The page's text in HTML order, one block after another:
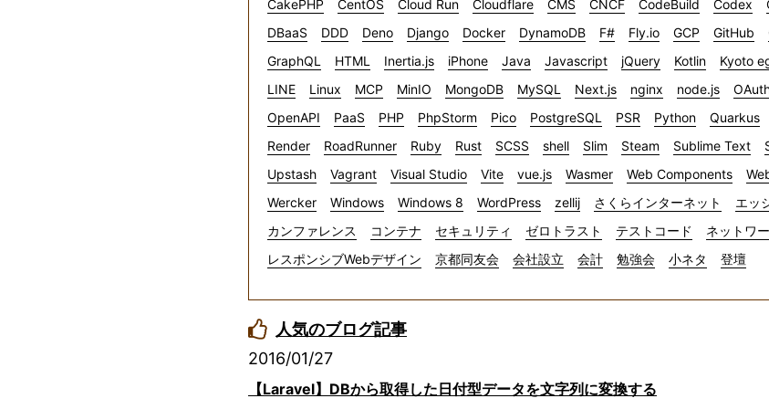
CakePHP CentOS Cloud Run Cloudflare CMS CNCF CodeBuild Codex
DBaaS
DDD Deno Django Docker DynamoDB F# Fly.io GCP GitHub
GraphQL
HTML Inertia.js iPhone Java Javascript jQuery Kotlin Kyoto
LINE
Linux MCP MinIO MongoDB MySQL Next.js nginx node.js
OpenAPI
PaaS PHP PhpStorm Pico PostgreSQL PSR Python Quarkus
Render
RoadRunner Ruby Rust SCSS shell Slim Steam Sublime Text
Upstash
Vagrant Visual Studio Vite vue.js Wasmer Web Components
Wercker
Windows Windows 8 WordPress zellij さくらインターネット
エッ
カンファレンス
コンテナ セキュリティ ゼロトラスト テストコード ネットワ
レスポンシブWebデザイン
京都同友会 会社設立 会計 勉強会 小ネタ 登壇
人気のブログ記事
2016/01/27
【Laravel】DBから取得した日付型データを文字列に変換する